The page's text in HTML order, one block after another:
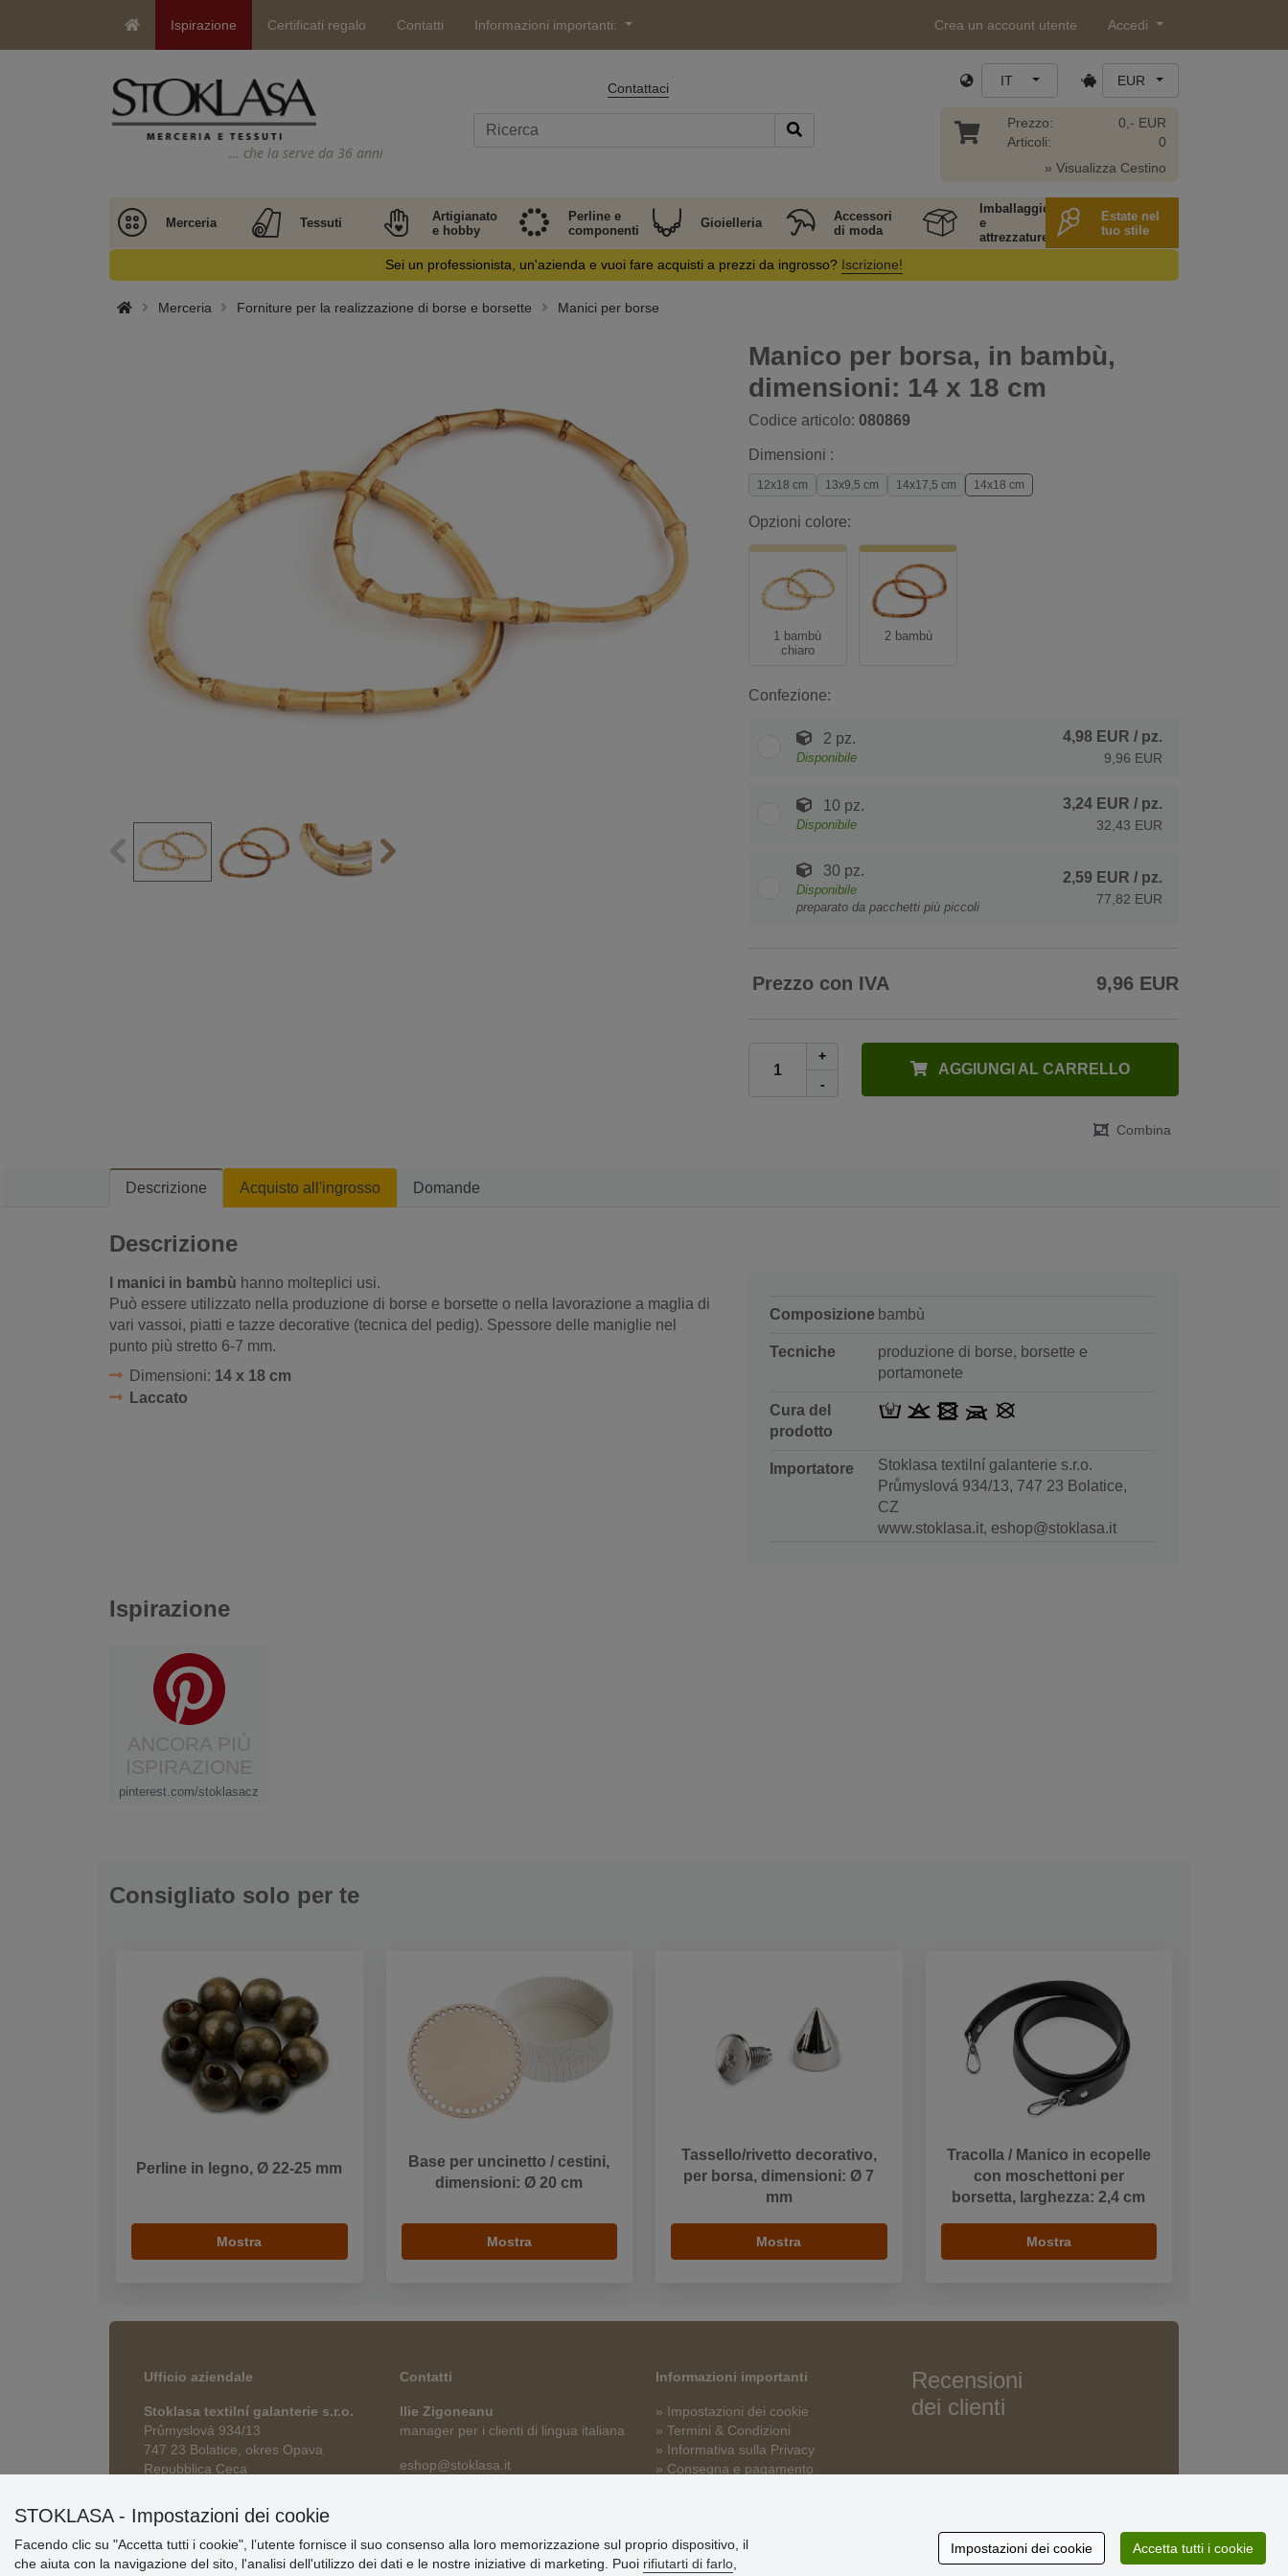
Ispirazione Certificati regalo Contatti Informazioni importanti: Crea un account utente Accedi
… che la serve da 36 anni
Contattaci IT EUR
Prezzo:
Articoli:
0,- EUR
0
» Visualizza Cestino
Merceria Tessuti
Artigianato
e hobby
Perline e
componenti
Gioielleria
Accessori
di moda
Imballaggio
e
attrezzature
Estate nel
tuo stile
Sei un professionista, un'azienda e vuoi fare acquisti a prezzi da ingrosso? Iscrizione!
Merceria Forniture per la realizzazione di borse e borsette Manici per borse
Manico per borsa, in bambù,
dimensioni: 14 x 18 cm
Codice articolo: 080869
Dimensioni :
12x18 cm 13x9,5 cm 14x17,5 cm 14x18 cm
Opzioni colore:
1 bambù
chiaro
2 bambù
Confezione:
2 pz.
Disponibile
4,98 EUR / pz.
9,96 EUR
10 pz.
Disponibile
3,24 EUR / pz.
32,43 EUR
30 pz.
Disponibile
preparato da pacchetti più piccoli
2,59 EUR / pz.
77,82 EUR
Prezzo con IVA 9,96 EUR
+
-
AGGIUNGI AL CARRELLO
Combina
Descrizione Acquisto all'ingrosso Domande
Descrizione
I manici in bambù hanno molteplici usi.
Può essere utilizzato nella produzione di borse e borsette o nella lavorazione a maglia di
vari vassoi, piatti e tazze decorative (tecnica del pedig). Spessore delle maniglie nel
punto più stretto 6-7 mm.
Dimensioni: 14 x 18 cm
Laccato
Composizione bambù
Tecniche
produzione di borse, borsette e
portamonete
Cura del
prodotto
Importatore
Stoklasa textilní galanterie s.r.o.
Průmyslová 934/13, 747 23 Bolatice,
CZ
www.stoklasa.it, eshop@stoklasa.it
Ispirazione
pinterest.com/stoklasacz
Consigliato solo per te
Perline in legno, Ø 22-25 mm
Mostra
Base per uncinetto / cestini,
dimensioni: Ø 20 cm
Mostra
Tassello/rivetto decorativo,
per borsa, dimensioni: Ø 7
mm
Mostra
Tracolla / Manico in ecopelle
con moschettoni per
borsetta, larghezza: 2,4 cm
Mostra
Ufficio aziendale
Stoklasa textilní galanterie s.r.o.
Průmyslová 934/13
747 23 Bolatice, okres Opava
Repubblica Ceca
Contatti
Ilie Zigoneanu
manager per i clienti di lingua italiana
eshop@stoklasa.it
Informazioni importanti
» Impostazioni dei cookie
» Termini & Condizioni
» Informativa sulla Privacy
» Consegna e pagamento
Recensioni
dei clienti
STOKLASA - Impostazioni dei cookie
Facendo clic su "Accetta tutti i cookie", l’utente fornisce il suo consenso alla loro memorizzazione sul proprio dispositivo, il
che aiuta con la navigazione del sito, l'analisi dell'utilizzo dei dati e le nostre iniziative di marketing. Puoi rifiutarti di farlo
Impostazioni dei cookie Accetta tutti i cookie